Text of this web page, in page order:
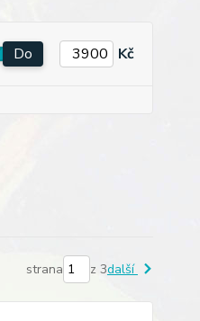
Do Kč
strana z 3další